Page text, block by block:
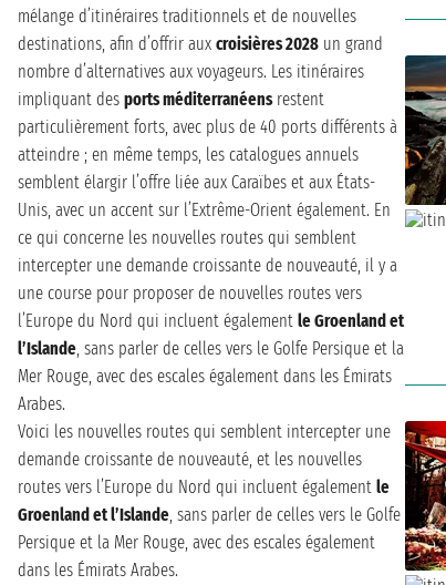
mélange d’itinéraires traditionnels et de nouvelles
destinations, afin d’offrir aux croisières 2028 un grand
nombre d’alternatives aux voyageurs. Les itinéraires
impliquant des ports méditerranéensrestent
particulièrement forts, avec plus de 40 ports différents à
atteindre ; en même temps, les catalogues annuels
semblent élargir l’offre liée aux Caraïbes et aux États-
Unis, avec un accent sur l’Extrême-Orient également. En
ce qui concerne les nouvelles routes qui semblent
intercepter une demande croissante de nouveauté, il y a
une course pour proposer de nouvelles routes vers
l’Europe du Nord qui incluent également le Groenland et
l’Islande , sans parler de celles vers le Golfe Persique et la
Mer Rouge, avec des escales également dans les Émirats
Arabes.
Voici les nouvelles routes qui semblent intercepter une
demande croissante de nouveauté, et les nouvelles
routes vers l’Europe du Nord qui incluent également le
Groenland et l’Islande , sans parler de celles vers le Golfe
Persique et la Mer Rouge, avec des escales également
dans les Émirats Arabes.